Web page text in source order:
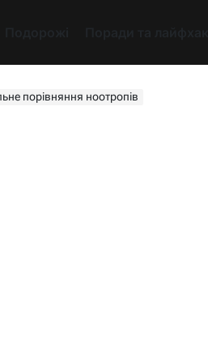
порівняння ноотропів